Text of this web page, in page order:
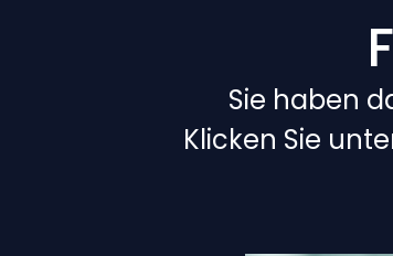
Sie haben
Klicken Sie